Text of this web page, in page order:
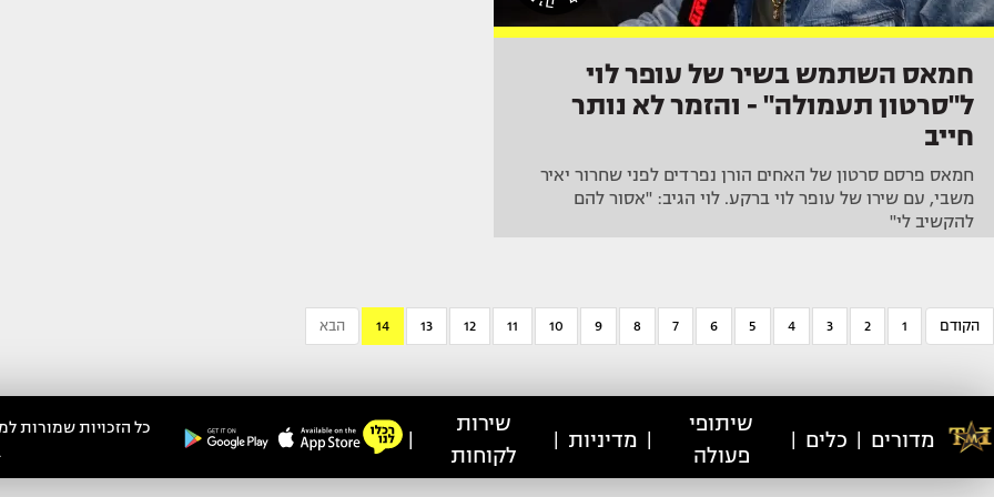
חמאס השתמש בשיר של עופר לוי
ל"סרטון תעמולה" - והזמר לא נותר
חייב
חמאס פרסם סרטון של האחים הורן נפרדים לפני שחרור יאיר
משבי, עם שירו של עופר לוי ברקע. לוי הגיב: "אסור להם
להקשיב לי"
הקודם 1
2
3
4
5
6
7
8
9
10
11
12
13
14 הבא
מדורים כלים
שיתופי
פעולה
מדיניות
שירות
לקוחות
כל הזכויות שמורות